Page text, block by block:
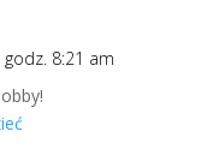
8:21 am